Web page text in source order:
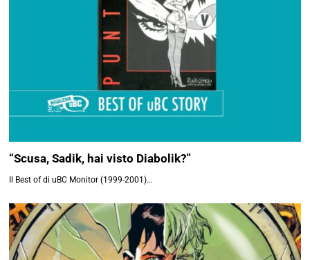
“Scusa, Sadik, hai visto Diabolik?”
Il Best of di uBC Monitor (1999-2001)…